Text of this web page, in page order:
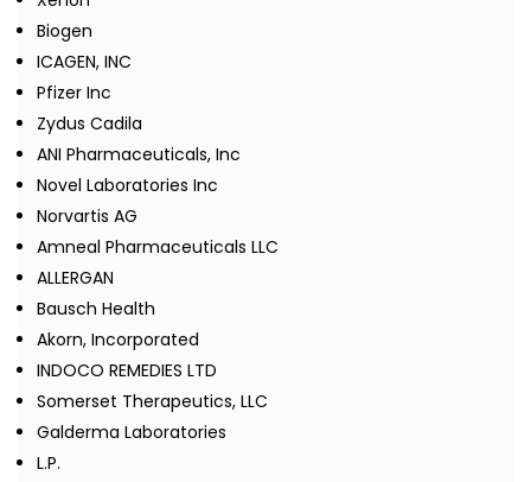
Biogen
ICAGEN, INC
Pfizer Inc
Zydus Cadila
ANI Pharmaceuticals, Inc
Novel Laboratories Inc
Norvartis AG
Amneal Pharmaceuticals LLC
ALLERGAN
Bausch Health
Akorn, Incorporated
INDOCO REMEDIES LTD
Somerset Therapeutics, LLC
Galderma Laboratories
L.P.